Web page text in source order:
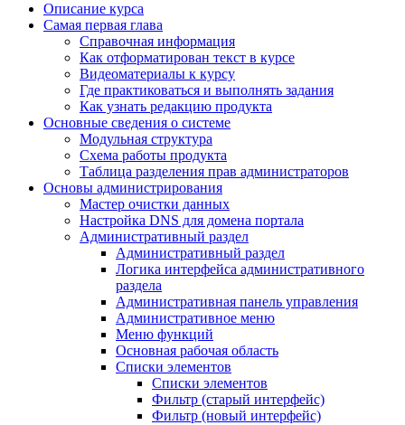
Описание курса
Самая первая глава
Справочная информация
Как отформатирован текст в курсе
Видеоматериалы к курсу
Где практиковаться и выполнять задания
Как узнать редакцию продукта
Основные сведения о системе
Модульная структура
Схема работы продукта
Таблица разделения прав администраторов
Основы администрирования
Мастер очистки данных
Настройка DNS для домена портала
Административный раздел
Административный раздел
Логика интерфейса административного
раздела
Административная панель управления
Административное меню
Меню функций
Основная рабочая область
Списки элементов
Списки элементов
Фильтр (старый интерфейс)
Фильтр (новый интерфейс)